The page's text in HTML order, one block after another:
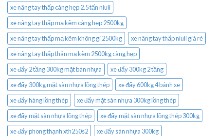
xe nâng tay thấp càng hẹp 2.5 tấn niuli
xe nâng tay thấp mạ kẽm càng hẹp 2500kg
xe nâng tay thấp mạ kẽm không gỉ 2500kg
xe nâng tay thấp niuli giá rẻ
xe nâng tay thấp thân mạ kẽm 2500kg càng hẹp
xe đẩy 2 tầng 300kg mặt bàn nhựa
xe đẩy 300kg 2 tầng
xe đẩy 300kg mặt sàn nhựa lồng thép
xe đẩy 600kg 4 bánh xe
xe đẩy hàng lồng thép
xe đẩy mặt sàn nhựa 300kg lồng thép
xe đẩy mặt sàn nhựa lồng thép
xe đẩy mặt sàn nhựa lồng thép 300kg
xe đẩy phong thạnh xth250s2
xe đẩy sàn nhựa 300kg